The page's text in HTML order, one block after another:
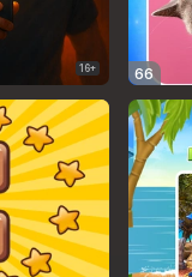
16+ 66